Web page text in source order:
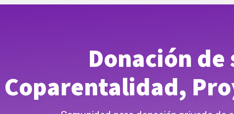
Donación de
Coparentalidad,